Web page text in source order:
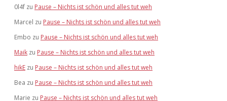
0l4f zu Pause – Nichts ist schön und alles tut weh
Marcel zu Pause – Nichts ist schön und alles tut weh
Embo zu Pause – Nichts ist schön und alles tut weh
Maik zu Pause – Nichts ist schön und alles tut weh
hikE zu Pause – Nichts ist schön und alles tut weh
Bea zu Pause – Nichts ist schön und alles tut weh
Marie zu Pause – Nichts ist schön und alles tut weh